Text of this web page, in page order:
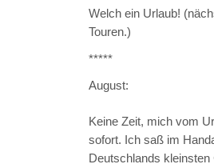
Welch ein Urlaub!
Touren.)
*****
August:
Keine Zeit, mich vom
sofort. Ich saß im
Deutschlands